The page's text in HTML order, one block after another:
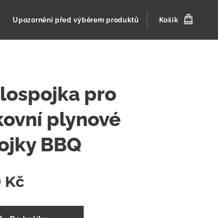
Upozornění před výběrem produktů Košík
pro
plynové
BBQ
Kč